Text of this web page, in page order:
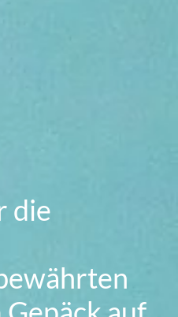
die